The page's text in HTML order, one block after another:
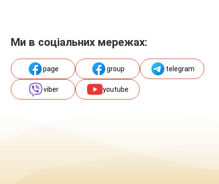
Ми в соціальних мережах:
page group telegram
viber youtube